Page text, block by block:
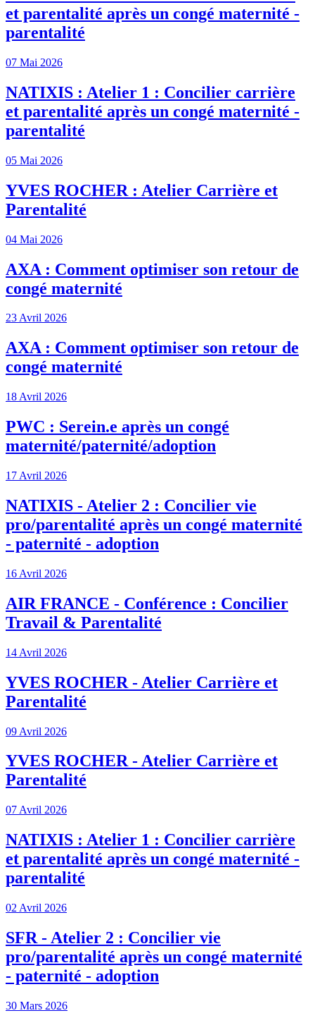
et parentalité après un congé maternité -
parentalité
07 Mai 2026
NATIXIS : Atelier 1 : Concilier carrière
et parentalité après un congé maternité -
parentalité
05 Mai 2026
YVES ROCHER : Atelier Carrière et
Parentalité
04 Mai 2026
AXA : Comment optimiser son retour de
congé maternité
23 Avril 2026
AXA : Comment optimiser son retour de
congé maternité
18 Avril 2026
PWC : Serein.e après un congé
maternité/paternité/adoption
17 Avril 2026
NATIXIS - Atelier 2 : Concilier vie
pro/parentalité après un congé maternité
- paternité - adoption
16 Avril 2026
AIR FRANCE - Conférence : Concilier
Travail & Parentalité
14 Avril 2026
YVES ROCHER - Atelier Carrière et
Parentalité
09 Avril 2026
YVES ROCHER - Atelier Carrière et
Parentalité
07 Avril 2026
NATIXIS : Atelier 1 : Concilier carrière
et parentalité après un congé maternité -
parentalité
02 Avril 2026
SFR - Atelier 2 : Concilier vie
pro/parentalité après un congé maternité
- paternité - adoption
30 Mars 2026